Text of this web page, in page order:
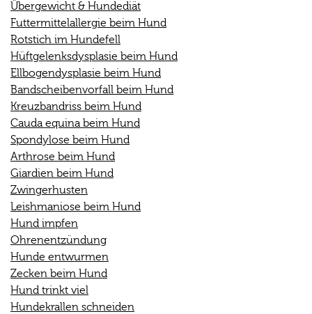
Übergewicht & Hundediät
Futtermittelallergie beim Hund
Rotstich im Hundefell
Hüftgelenksdysplasie beim Hund
Ellbogendysplasie beim Hund
Bandscheibenvorfall beim Hund
Kreuzbandriss beim Hund
Cauda equina beim Hund
Spondylose beim Hund
Arthrose beim Hund
Giardien beim Hund
Zwingerhusten
Leishmaniose beim Hund
Hund impfen
Ohrenentzündung
Hunde entwurmen
Zecken beim Hund
Hund trinkt viel
Hundekrallen schneiden